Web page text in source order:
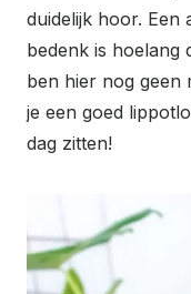
duidelijk hoor. Een
bedenk is hoelang
ben hier nog geen
je een goed
dag zitten!